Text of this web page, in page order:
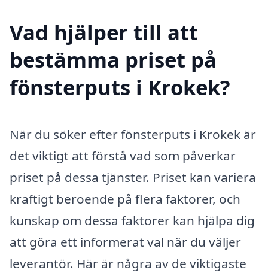
Vad hjälper till att
bestämma priset på
fönsterputs i Krokek?
När du söker efter fönsterputs i Krokek är
det viktigt att förstå vad som påverkar
priset på dessa tjänster. Priset kan variera
kraftigt beroende på flera faktorer, och
kunskap om dessa faktorer kan hjälpa dig
att göra ett informerat val när du väljer
leverantör. Här är några av de viktigaste